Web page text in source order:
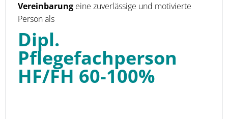
Vereinbarung eine zuverlässige und motivierte
Person als
Dipl.
Pflegefachperson
HF/FH 60-100%